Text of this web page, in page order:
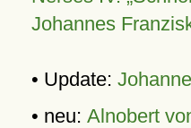
Johannes
• Update:
• neu: Alnobert